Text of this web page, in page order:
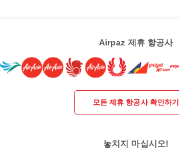
Airpaz 제휴 항공사
모든 제휴 항공사 확인하기
놓치지 마십시오!